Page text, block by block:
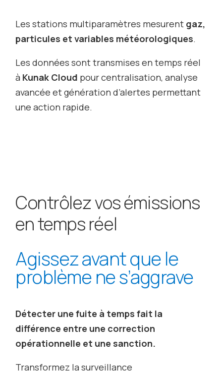
Les stations multiparamètres mesurent gaz,
particules et variables météorologiques.
Les données sont transmises en temps réel
à Kunak Cloud pour centralisation, analyse
avancée et génération d’alertes permettant
une action rapide.
Contrôlez vos émissions
en temps réel
Agissez avant que le
problème ne s’aggrave
Détecter une fuite à temps fait la
différence entre une correction
opérationnelle et une sanction.
Transformez la surveillance